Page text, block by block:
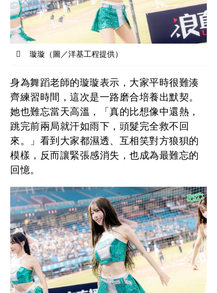
璇璇（圖／洋基工程提供）
身為舞蹈老師的璇璇表示，大家平時很難湊
齊練習時間，這次是一路磨合培養出默契。
她也難忘當天高溫，「真的比想像中還熱，
跳完前兩局就汗如雨下，頭髮完全救不回
來。」看到大家都濕透、互相笑對方狼狽的
模樣，反而讓緊張感消失，也成為最難忘的
回憶。